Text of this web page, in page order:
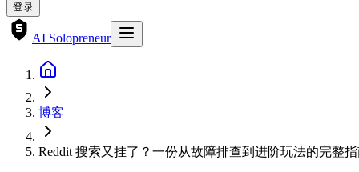
登录
AI Solopreneur
博客
Reddit 搜索又挂了？一份从故障排查到进阶玩法的完整